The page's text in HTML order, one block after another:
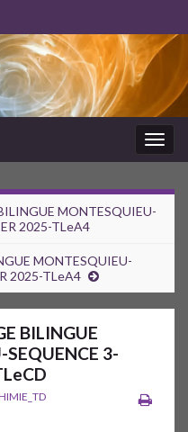
MONTESQUIEU-
2025-TLeA4
MONTESQUIEU-
2025-TLeA4
BILINGUE
3-